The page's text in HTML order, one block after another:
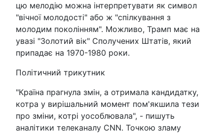
цю мелодію можна інтерпретувати як символ
"вічної молодості" або ж "спілкування з
молодим поколінням". Можливо, Трамп має на
увазі "Золотий вік" Сполучених Штатів, який
припадає на 1970-1980 роки.
Політичний трикутник
"Країна прагнула змін, а отримала кандидатку,
котра у вирішальний момент пом'якшила тези
про зміни, котрі уособлювала", - пишуть
аналітики телеканалу CNN. Точкою зламу